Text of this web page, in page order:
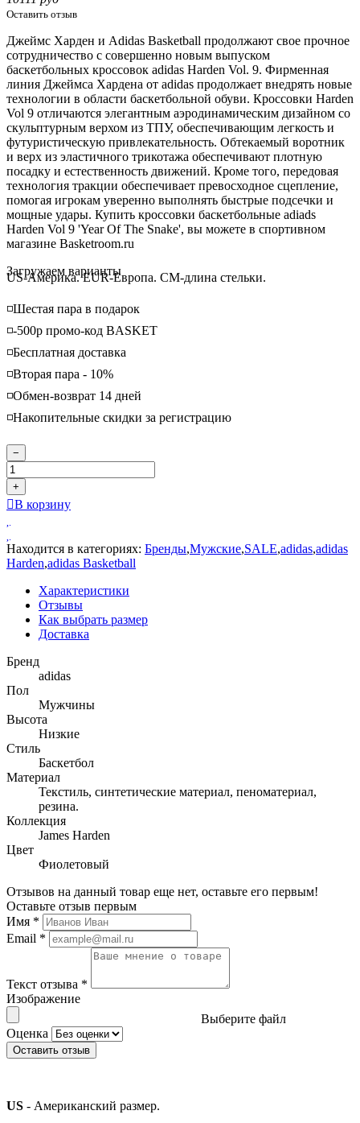
Оставить отзыв
Джеймс Харден и Adidas Basketball продолжают свое прочное
сотрудничество с совершенно новым выпуском
баскетбольных кроссовок adidas Harden Vol. 9. Фирменная
линия Джеймса Хардена от adidas продолжает внедрять новые
технологии в области баскетбольной обуви. Кроссовки Harden
Vol 9 отличаются элегантным аэродинамическим дизайном со
скульптурным верхом из ТПУ, обеспечивающим легкость и
футуристическую привлекательность. Обтекаемый воротник
и верх из эластичного трикотажа обеспечивают плотную
посадку и естественность движений. Кроме того, передовая
технология тракции обеспечивает превосходное сцепление,
помогая игрокам уверенно выполнять быстрые подсечки и
мощные удары. Купить кроссовки баскетбольные adiads
Harden Vol 9 'Year Of The Snake', вы можете в спортивном
магазине Basketroom.ru
Loading...
Загружаем варианты
US-Америка. EUR-Европа. CM-длина стельки.
◽️Шестая пара в подарок
◽️-500р промо-код BASKET
◽️Бесплатная доставка
◽️Вторая пара - 10%
◽️Обмен-возврат 14 дней
◽️Накопительные скидки за регистрацию
−
+
В корзину
Находится в категориях: Бренды,Мужские,SALE,adidas,adidas
Harden,adidas Basketball
Характеристики
Отзывы
Как выбрать размер
Доставка
Бренд
adidas
Пол
Мужчины
Высота
Низкие
Стиль
Баскетбол
Материал
Текстиль, синтетические материал, пеноматериал,
резина.
Коллекция
James Harden
Цвет
Фиолетовый
Отзывов на данный товар еще нет, оставьте его первым!
Оставьте отзыв первым
Имя *
Email *
Текст отзыва *
Изображение
Выберите файл
Оценка
Оставить отзыв
US - Американский размер.